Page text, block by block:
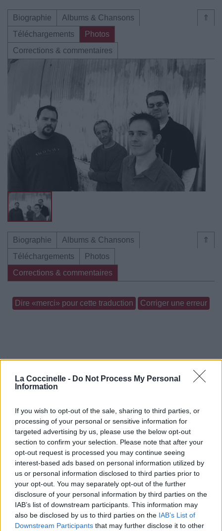
La Coccinelle - Do Not Process My Personal
Information
If you wish to opt-out of the sale, sharing to third parties, or
processing of your personal or sensitive information for
targeted advertising by us, please use the below opt-out
section to confirm your selection. Please note that after your
opt-out request is processed you may continue seeing
interest-based ads based on personal information utilized by
us or personal information disclosed to third parties prior to
your opt-out. You may separately opt-out of the further
disclosure of your personal information by third parties on the
IAB’s list of downstream participants. This information may
also be disclosed by us to third parties on the IAB’s List of
Downstream Participants that may further disclose it to other
⇑
Biographie
Albums & Chansons
Téléchargements
Photos
Corrections & commentaires
⇑
Biographie
Albums & Chansons
Téléchargements
Photos
Corrections & commentaires
Dire «merci» pour cette traduction Corriger une erreur